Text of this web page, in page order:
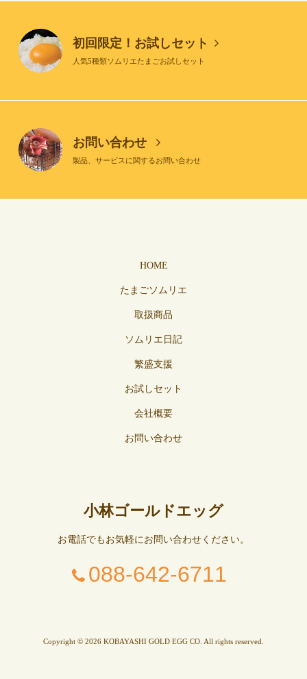
初回限定！お試しセット
人気5種類ソムリエたまごお試しセット
お問い合わせ
製品、サービスに関するお問い合わせ
HOME
たまごソムリエ
取扱商品
ソムリエ日記
繁盛支援
お試しセット
会社概要
お問い合わせ
小林ゴールドエッグ
お電話でもお気軽にお問い合わせください。
088-642-6711
Copyright © 2026 KOBAYASHI GOLD EGG CO. All rights reserved.